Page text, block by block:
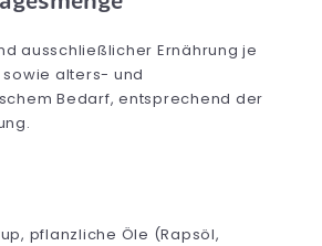
ausschließlicher Ernährung je
alters- und
Bedarf, entsprechend der
pflanzliche Öle (Rapsöl,